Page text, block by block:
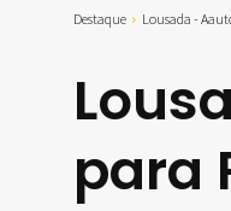
Destaque Lousada -
para